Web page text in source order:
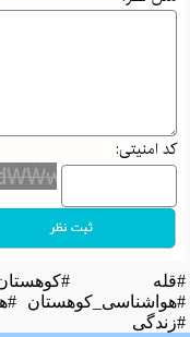
کد امنیتی:
#قله #کوهستان
#هواشناسی_کوهستان
#زندگی